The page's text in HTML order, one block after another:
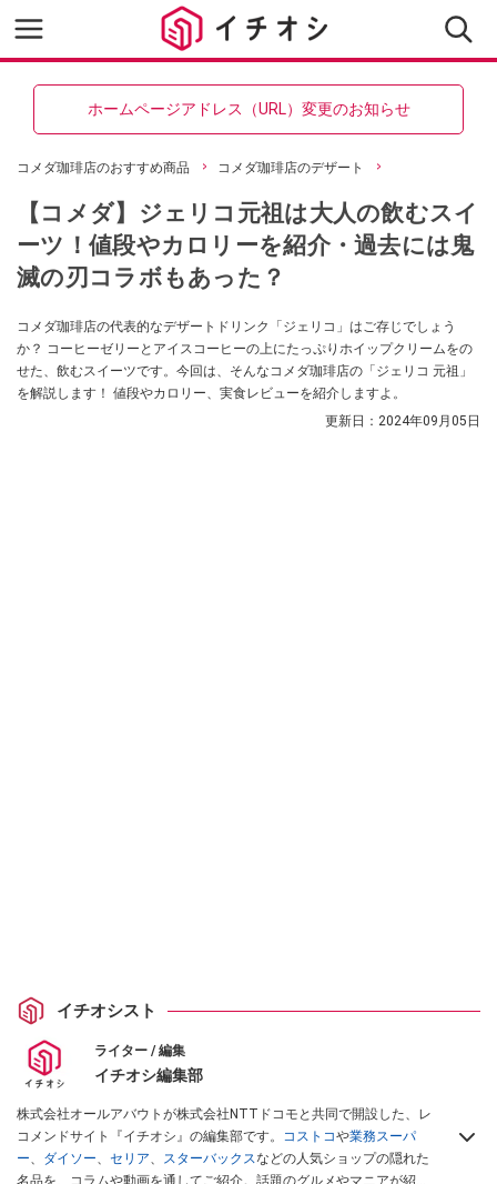
ホームページアドレス（URL）変更のお知らせ
コメダ珈琲店のおすすめ商品 コメダ珈琲店のデザート
【コメダ】ジェリコ元祖は大人の飲むスイ
ーツ！値段やカロリーを紹介・過去には鬼
滅の刃コラボもあった？
コメダ珈琲店の代表的なデザートドリンク「ジェリコ」はご存じでしょう
か？ コーヒーゼリーとアイスコーヒーの上にたっぷりホイップクリームをの
せた、飲むスイーツです。今回は、そんなコメダ珈琲店の「ジェリコ 元祖」
を解説します！ 値段やカロリー、実食レビューを紹介しますよ。
更新日： 2024年09月05日
イチオシスト
ライター / 編集
イチオシ編集部
株式会社オールアバウトが株式会社NTTドコモと共同で開設した、レ
コメンドサイト『イチオシ』の編集部です。 コストコや業務スーパ
ー、 ダイソー、 セリア、 スターバックスなどの人気ショップの隠れた
名品を、コラムや動画を通してご紹介。話題のグルメやマニアが紹介